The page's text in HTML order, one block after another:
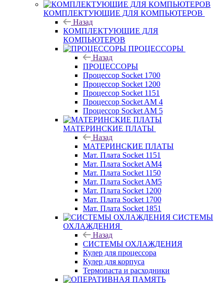
КОМПЛЕКТУЮЩИЕ ДЛЯ КОМПЬЮТЕРОВ
Назад
КОМПЛЕКТУЮЩИЕ ДЛЯ
КОМПЬЮТЕРОВ
ПРОЦЕССОРЫ
Назад
ПРОЦЕССОРЫ
Процессор Socket 1700
Процессор Socket 1200
Процессор Socket 1151
Процессор Socket AM 4
Процессор Socket AM 5
МАТЕРИНСКИЕ ПЛАТЫ
Назад
МАТЕРИНСКИЕ ПЛАТЫ
Мат. Плата Socket 1151
Мат. Плата Socket AM4
Мат. Плата Socket 1150
Мат. Плата Socket AM5
Мат. Плата Socket 1200
Мат. Плата Socket 1700
Мат. Плата Socket 1851
СИСТЕМЫ
ОХЛАЖДЕНИЯ
Назад
СИСТЕМЫ ОХЛАЖДЕНИЯ
Кулер для процессора
Кулер для корпуса
Термопаста и расходники